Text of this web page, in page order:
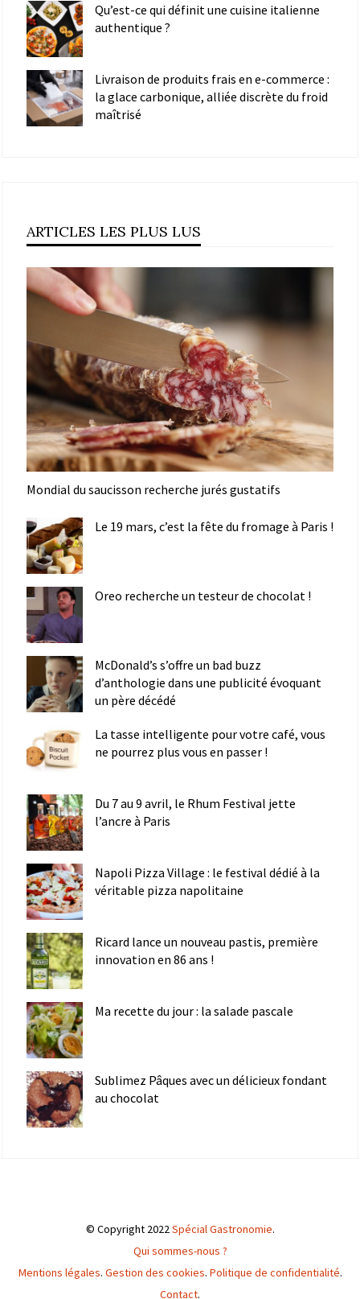
Qu’est-ce qui définit une cuisine italienne
authentique ?
Livraison de produits frais en e-commerce :
la glace carbonique, alliée discrète du froid
maîtrisé
ARTICLES LES PLUS LUS
Mondial du saucisson recherche jurés gustatifs
Le 19 mars, c’est la fête du fromage à Paris !
Oreo recherche un testeur de chocolat !
McDonald’s s’offre un bad buzz
d’anthologie dans une publicité évoquant
un père décédé
La tasse intelligente pour votre café, vous
ne pourrez plus vous en passer !
Du 7 au 9 avril, le Rhum Festival jette
l’ancre à Paris
Napoli Pizza Village : le festival dédié à la
véritable pizza napolitaine
Ricard lance un nouveau pastis, première
innovation en 86 ans !
Ma recette du jour : la salade pascale
Sublimez Pâques avec un délicieux fondant
au chocolat
© Copyright 2022Spécial Gastronomie.
Qui sommes-nous ?
Mentions légales. Gestion des cookies. Politique de confidentialité.
Contact.